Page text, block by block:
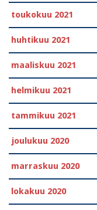
toukokuu 2021
huhtikuu 2021
maaliskuu 2021
helmikuu 2021
tammikuu 2021
joulukuu 2020
marraskuu 2020
lokakuu 2020